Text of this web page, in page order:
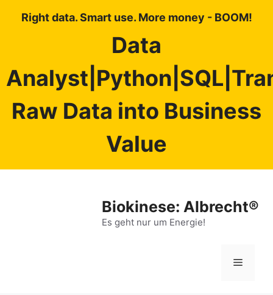
Right data. Smart use. More money - BOOM!
Data
Raw Data into Business
Value
Biokinese: Albrecht®
Es geht nur um Energie!
Menü